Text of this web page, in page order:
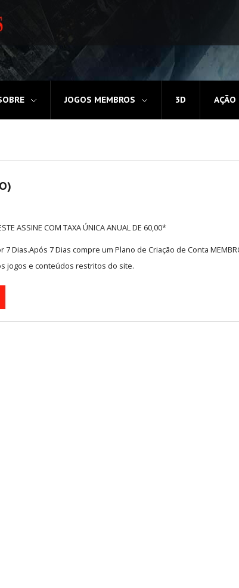
JOGOS MEMBROS 3D AÇÃO
ASSINE COM TAXA ÚNICA ANUAL DE 60,00*
Dias.Após 7 Dias compre um Plano de Criação de Conta
jogos e conteúdos restritos do site.